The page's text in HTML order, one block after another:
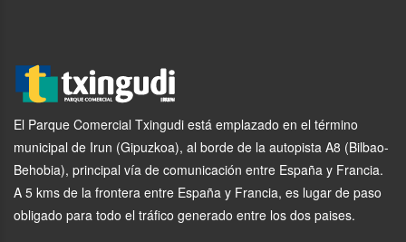
El Parque Comercial Txingudi está emplazado en el término
municipal de Irun (Gipuzkoa), al borde de la autopista A8 (Bilbao-
Behobia), principal vía de comunicación entre España y Francia.
A 5 kms de la frontera entre España y Francia, es lugar de paso
obligado para todo el tráfico generado entre los dos paises.